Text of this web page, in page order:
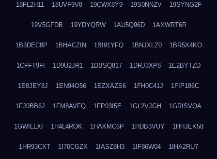
18FL2H11 18UVF9V8 19CWX8Y9 19S0NNZV 19SYNG2F
19V5GFDB 19YDYQRW 1AU5Q96D 1AXWRT6R
1B3DEC8P 1BHACZIN 1BI91YFQ 1BNJXLZ0 1BR5X4KO
1CFFT9FI 1D9U2JR1 1DBSQ817 1DRJ3XP8 1E2BYTZD
1E8JEY8J 1EN94O56 1EZXAZS6 1FH0C41J 1FIP186C
1FJ0BB6J 1FM8AVFQ 1FP03I5E 1GL2VJGH 1GRISVQA
1GWILLXI 1H4L4ROK 1HAKMC6P 1HDB3VUY 1HHJEK58
1HR93CXT 1I70CGZX 1IASZ8H3 1IF86W04 1IHA2RU7